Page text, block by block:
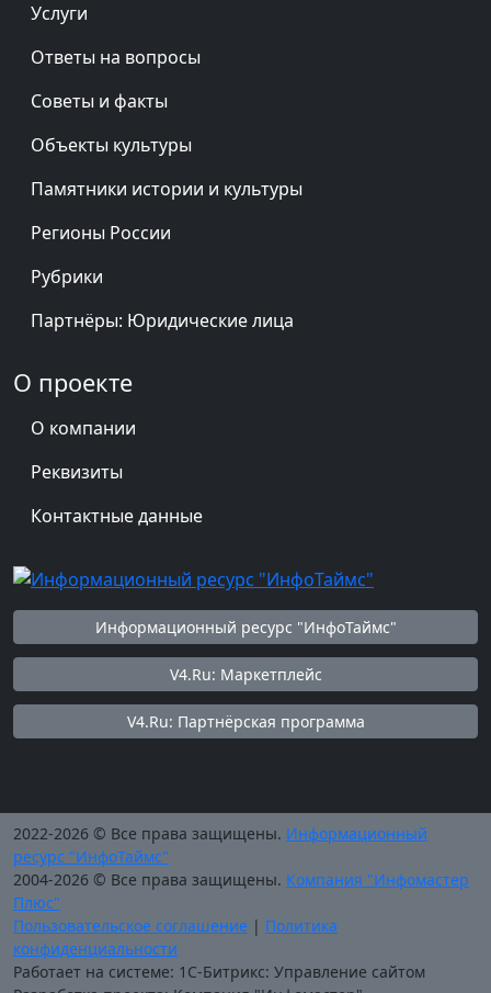
Услуги
Ответы на вопросы
Советы и факты
Объекты культуры
Памятники истории и культуры
Регионы России
Рубрики
Партнёры: Юридические лица
О проекте
О компании
Реквизиты
Контактные данные
Информационный ресурс "ИнфоТаймс"
V4.Ru: Маркетплейс
V4.Ru: Партнёрская программа
2022-2026 © Все права защищены. Информационный
ресурс "ИнфоТаймс"
2004-2026 © Все права защищены. Компания "Инфомастер
Плюс"
Пользовательское соглашение | Политика
конфиденциальности
Работает на системе: 1С-Битрикс: Управление сайтом